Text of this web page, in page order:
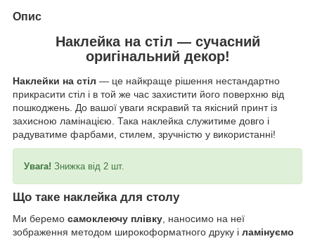
Опис
Наклейка на стіл —сучасний
оригінальний декор!
Наклейки на стіл — це найкраще рішення нестандартно
прикрасити стіл і в той же час захистити його поверхню від
пошкоджень. До вашої уваги яскравий та якісний принт із
захисною ламінацією. Така наклейка служитиме довго і
радуватиме фарбами, стилем, зручністю у використанні!
Увага! Знижка від 2 шт.
Що таке наклейка для столу
Ми беремо самоклеючу плівку, наносимо на неї
зображення методом широкоформатного друку і ламінуємо